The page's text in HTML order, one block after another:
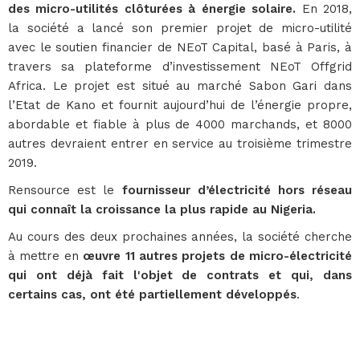
des micro-utilités clôturées à énergie solaire. En 2018,
la société a lancé son premier projet de micro-utilité
avec le soutien financier de NEoT Capital, basé à Paris, à
travers sa plateforme d’investissement NEoT Offgrid
Africa. Le projet est situé au marché Sabon Gari dans
l’Etat de Kano et fournit aujourd’hui de l’énergie propre,
abordable et fiable à plus de 4000 marchands, et 8000
autres devraient entrer en service au troisième trimestre
2019.
Rensource est le fournisseur d’électricité hors réseau
qui connaît la croissance la plus rapide au Nigeria.
Au cours des deux prochaines années, la société cherche
à mettre en œuvre 11 autres projets de micro-électricité
qui ont déjà fait l'objet de contrats et qui, dans
certains cas, ont été partiellement développés.